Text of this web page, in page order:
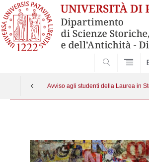
Avviso agli studenti della Laurea in